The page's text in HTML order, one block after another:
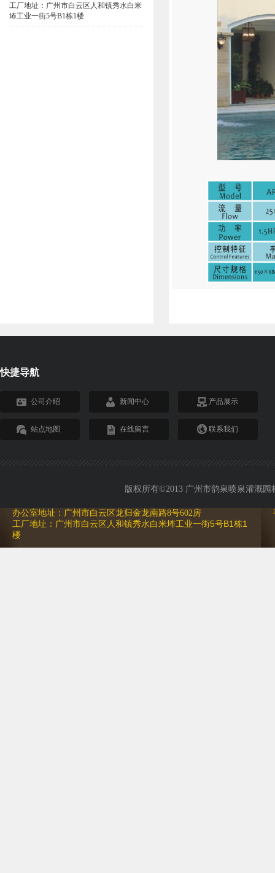
工厂地址：广州市白云区人和镇秀水白米
㘵工业一街5号B1栋1楼
快捷导航
公司介绍 新闻中心 产品展示
站点地图 在线留言 联系我们
版权所有©2013 广州市韵泉喷泉灌溉
办公室地址：广州市白云区龙归金龙南路8号602房
工厂地址：广州市白云区人和镇秀水白米㘵工业一街5号B1栋1
楼